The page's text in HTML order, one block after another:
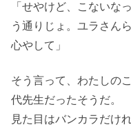
「せやけど、こないな
う通りじょ。ユラさん
心やして」
そう言って、わたしの
代先生だったそうだ。
見た目はバンカラだけ